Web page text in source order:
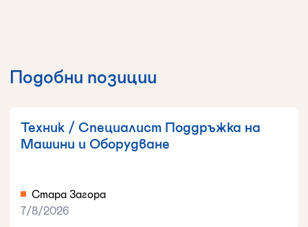
Подобни позиции
Техник / Специалист Поддръжка на
Машини и Оборудване
Стара Загора
7/8/2026